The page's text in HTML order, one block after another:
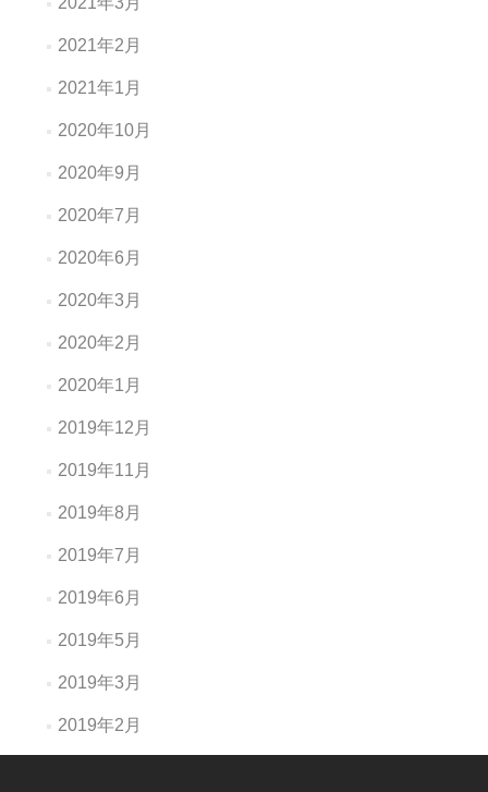
2021年2月
2021年1月
2020年10月
2020年9月
2020年7月
2020年6月
2020年3月
2020年2月
2020年1月
2019年12月
2019年11月
2019年8月
2019年7月
2019年6月
2019年5月
2019年3月
2019年2月